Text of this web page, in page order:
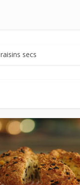
raisins secs